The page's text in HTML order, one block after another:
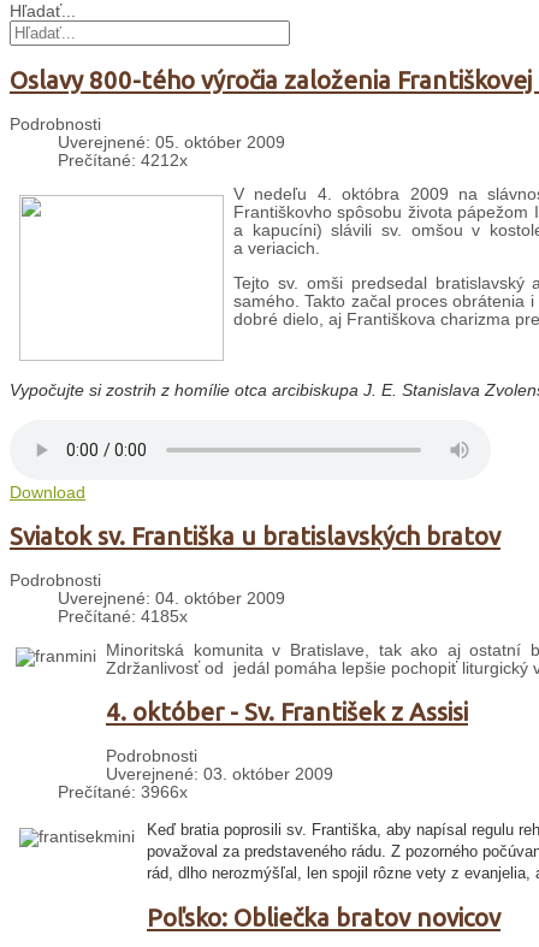
Hľadať...
Oslavy 800-tého výročia založenia Františkovej
Podrobnosti
Uverejnené: 05. október 2009
Prečítané: 4212x
V nedeľu 4. októbra 2009 na
Františkovho spôsobu života
a kapucíni) slávili sv. omšou v
a veriacich.
Tejto sv. omši predsedal
samého. Takto začal proces obrátenia
dobré dielo, aj Františkova charizma
Vypočujte si zostrih z homílie otca arcibiskupa J. E. Stanislava
Download
Sviatok sv. Františka u bratislavských bratov
Podrobnosti
Uverejnené: 04. október 2009
Prečítané: 4185x
Minoritská komunita v Bratislave, tak ako aj ostatní
Zdržanlivosť od jedál pomáha lepšie pochopiť liturgický
4. október - Sv. František z Assisi
Podrobnosti
Uverejnené: 03. október 2009
Prečítané: 3966x
Keď bratia poprosili sv. Františka, aby napísal regulu
považoval za predstaveného rádu. Z pozorného
rád, dlho nerozmýšľal, len spojil rôzne vety z evanjelia,
Poľsko: Obliečka bratov novicov